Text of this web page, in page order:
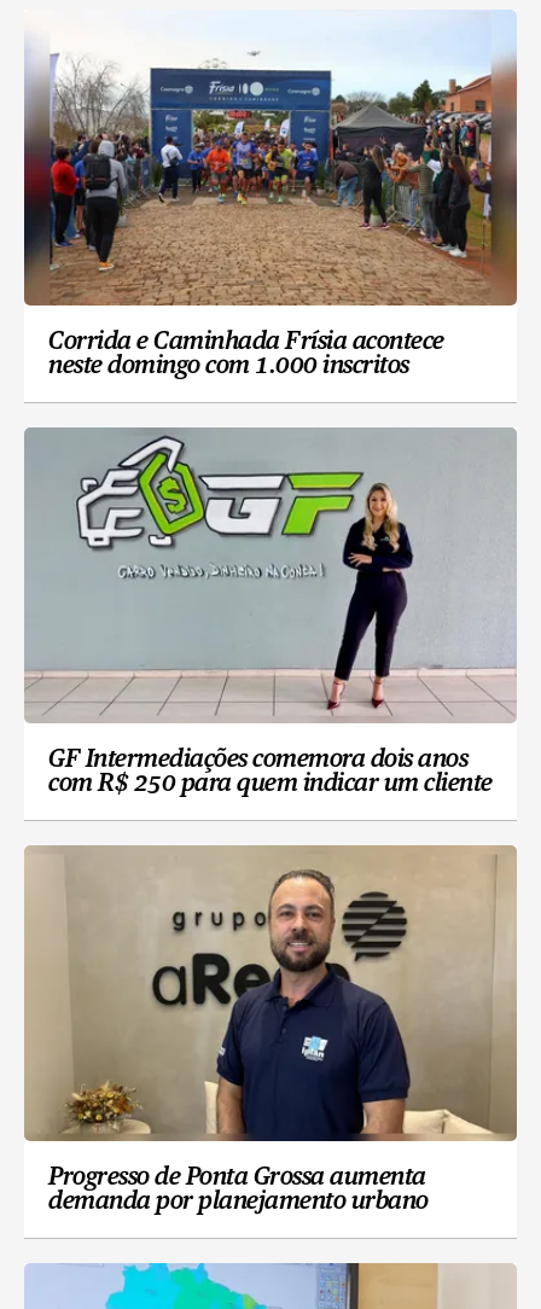
Corrida e Caminhada Frísia acontece
neste domingo com 1.000 inscritos
GF Intermediações comemora dois anos
com R$ 250 para quem indicar um cliente
Progresso de Ponta Grossa aumenta
demanda por planejamento urbano